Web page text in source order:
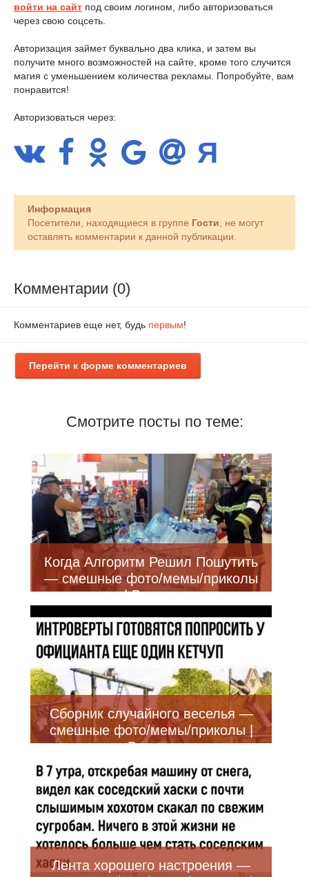
войти на сайт под своим логином, либо авторизоваться
через свою соцсеть.
Авторизация займет буквально два клика, и затем вы
получите много возможностей на сайте, кроме того случится
магия с уменьшением количества рекламы. Попробуйте, вам
понравится!
Авторизоваться через:
Информация
Посетители, находящиеся в группе Гости , не могут
оставлять комментарии к данной публикации.
Комментарии (0)
Комментариев еще нет, будь первым!
Перейти к форме комментариев
Смотрите посты по теме:
Когда Алгоритм Решил Пошутить
— смешные фото/мемы/приколы
| Bugaga
Сборник случайного веселья —
смешные фото/мемы/приколы |
Bugaga
Лента хорошего настроения —